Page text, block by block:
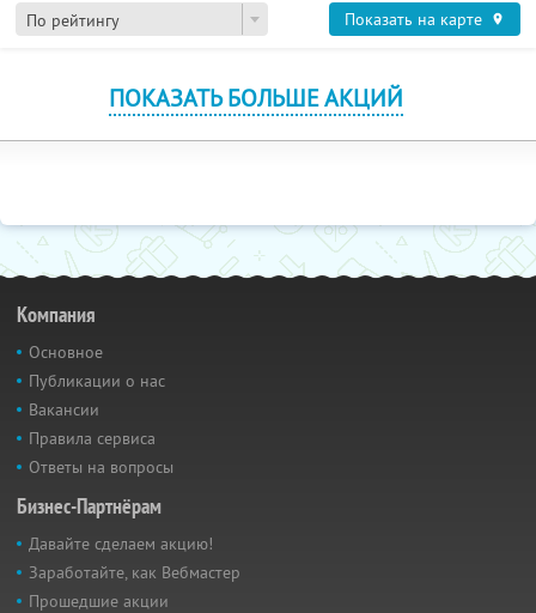
По рейтингу Показать на карте
ПОКАЗАТЬ БОЛЬШЕ АКЦИЙ
Компания
Основное
Публикации о нас
Вакансии
Правила сервиса
Ответы на вопросы
Бизнес-Партнёрам
Давайте сделаем акцию!
Заработайте, как Вебмастер
Прошедшие акции